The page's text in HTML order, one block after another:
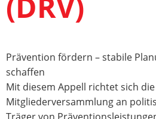
Prävention fördern – stabile
schaffen
Mit diesem Appell richtet sich die
Mitgliederversammlung an